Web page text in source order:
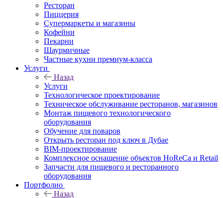
Ресторан
Пиццерия
Супермаркеты и магазины
Кофейни
Пекарни
Шаурмичные
Частные кухни премиум-класса
Услуги
Назад
Услуги
Технологическое проектирование
Техническое обслуживание ресторанов, магазинов
Монтаж пищевого технологического
оборудования
Обучение для поваров
Открыть ресторан под ключ в Дубае
BIM-проектирование
Комплексное оснащение объектов HoReCa и Retail
Запчасти для пищевого и ресторанного
оборудования
Портфолио
Назад